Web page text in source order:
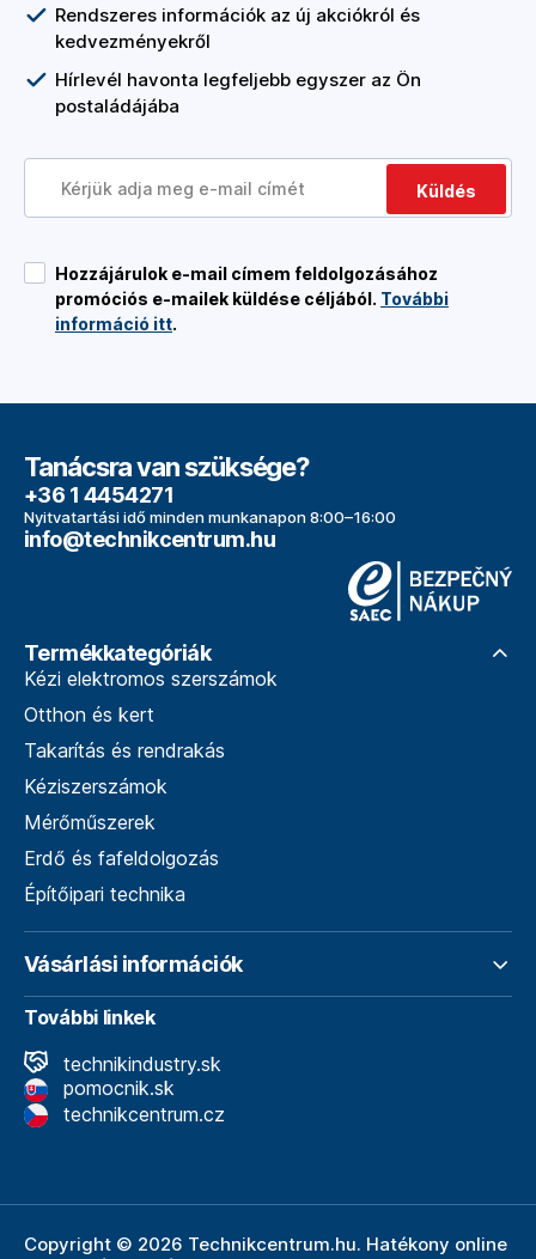
Rendszeres információk az új akciókról és
kedvezményekről
Hírlevél havonta legfeljebb egyszer az Ön
postaládájába
Küldés
Hozzájárulok e-mail címem feldolgozásához
promóciós e-mailek küldése céljából. További
információ itt.
Tanácsra van szüksége?
+36 1 4454271
Nyitvatartási idő minden munkanapon 8:00–16:00
info@technikcentrum.hu
Termékkategóriák
Kézi elektromos szerszámok
Otthon és kert
Takarítás és rendrakás
Kéziszerszámok
Mérőműszerek
Erdő és fafeldolgozás
Építőipari technika
Vásárlási információk
További linkek
technikindustry.sk
pomocnik.sk
technikcentrum.cz
Copyright © 2026 Technikcentrum.hu. Hatékony online